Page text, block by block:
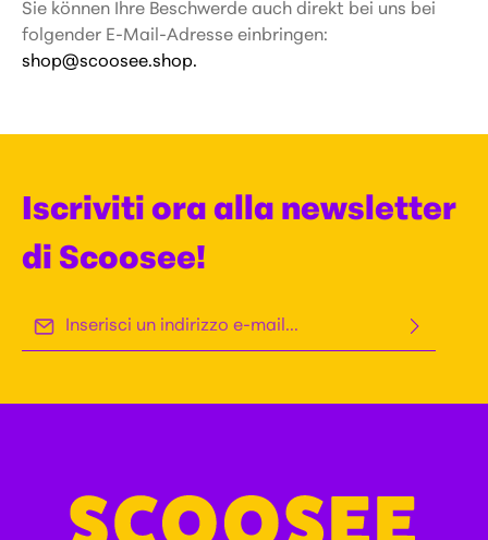
Sie können Ihre Beschwerde auch direkt bei uns bei
folgender E-Mail-Adresse einbringen:
shop@scoosee.shop.
Iscriviti ora alla newsletter
di Scoosee!
Indirizzo e-mail*
nostritermini e condizioni generali.